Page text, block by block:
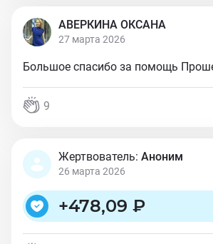
АВЕРКИНА ОКСАНА
27 марта 2026
Большое спасибо за помощь
9
Жертвователь: Аноним
26 марта 2026
+478,09 ₽